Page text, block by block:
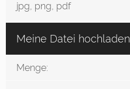
jpg, png, pdf
Meine Datei hochladen
Menge: